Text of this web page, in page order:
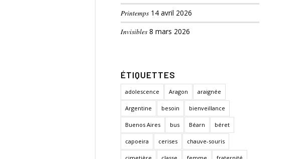
Printemps 14 avril 2026
Invisibles 8 mars 2026
ÉTIQUETTES
adolescence Aragon araignée
Argentine besoin bienveillance
Buenos Aires bus Béarn béret
capoeira cerises chauve-souris